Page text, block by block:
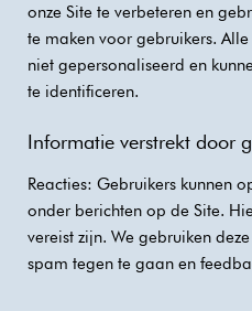
onze Site te verbeteren en
te maken voor gebruikers.
niet gepersonaliseerd en
te identificeren.
Informatie verstrekt door
Reacties: Gebruikers kunnen
onder berichten op de Site.
vereist zijn. We gebruiken
spam tegen te gaan en